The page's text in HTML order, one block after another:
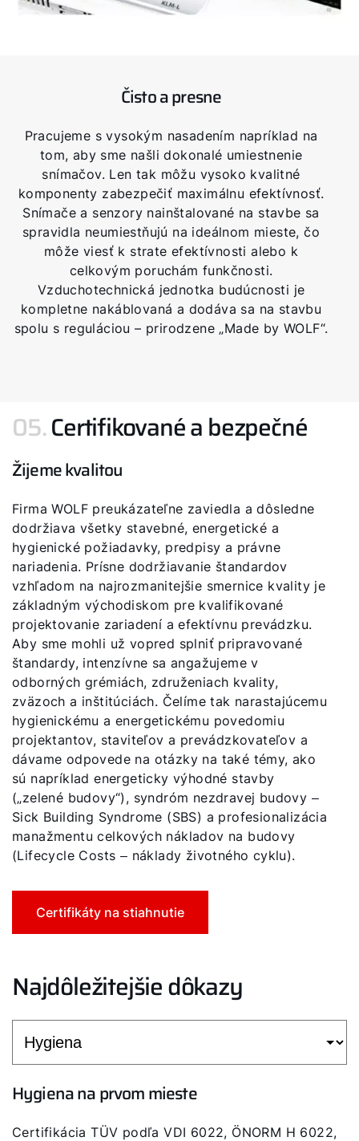
Čisto a presne
Pracujeme s vysokým nasadením napríklad na
tom, aby sme našli dokonalé umiestnenie
snímačov. Len tak môžu vysoko kvalitné
komponenty zabezpečiť maximálnu efektívnosť.
Snímače a senzory nainštalované na stavbe sa
spravidla neumiestňujú na ideálnom mieste, čo
môže viesť k strate efektívnosti alebo k
celkovým poruchám funkčnosti.
Vzduchotechnická jednotka budúcnosti je
kompletne nakáblovaná a dodáva sa na stavbu
spolu s reguláciou – prirodzene „Made by WOLF“.
05.Certifikované a bezpečné
Žijeme kvalitou
Firma WOLF preukázateľne zaviedla a dôsledne
dodržiava všetky stavebné, energetické a
hygienické požiadavky, predpisy a právne
nariadenia. Prísne dodržiavanie štandardov
vzhľadom na najrozmanitejšie smernice kvality je
základným východiskom pre kvalifikované
projektovanie zariadení a efektívnu prevádzku.
Aby sme mohli už vopred splniť pripravované
štandardy, intenzívne sa angažujeme v
odborných grémiách, združeniach kvality,
zväzoch a inštitúciách. Čelíme tak narastajúcemu
hygienickému a energetickému povedomiu
projektantov, staviteľov a prevádzkovateľov a
dávame odpovede na otázky na také témy, ako
sú napríklad energeticky výhodné stavby
(„zelené budovy“), syndróm nezdravej budovy ‒
Sick Building Syndrome (SBS) a profesionalizácia
manažmentu celkových nákladov na budovy
(Lifecycle Costs ‒ náklady životného cyklu).
Certifikáty na stiahnutie
Najdôležitejšie dôkazy
Hygiena na prvom mieste
Certifikácia TÜV podľa VDI 6022, ÖNORM H 6022,